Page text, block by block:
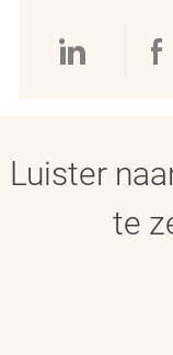
Delen
Luister
te